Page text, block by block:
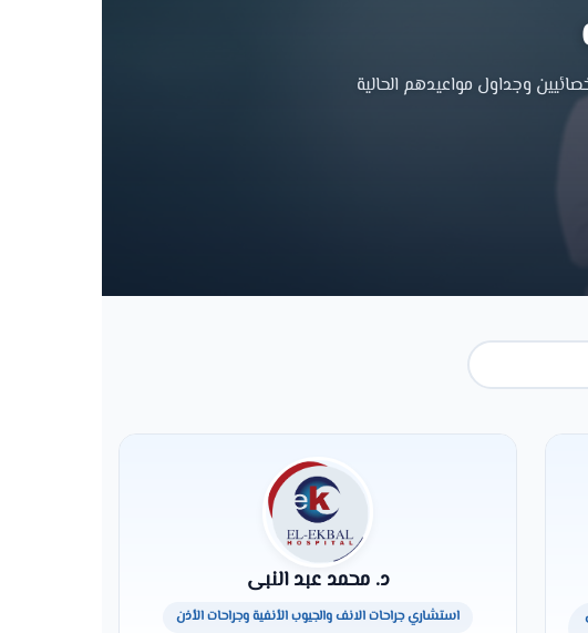
وجداول مواعيدهم الحالية
د. محمد عبد النبى
استشاري جراحات الانف والجيوب الأنفية وجراحات الأذن